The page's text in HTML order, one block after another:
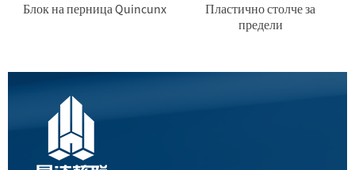
Блок на перница Quincunx
Пластично столче за
предели